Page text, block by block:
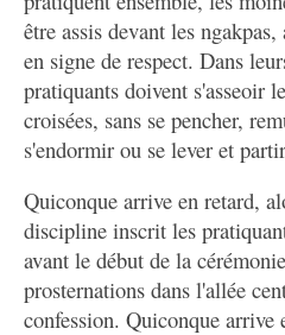
être assis devant les
en signe de respect. Dans
pratiquants doivent s'asseoir
croisées, sans se pencher,
s'endormir ou se lever et
Quiconque arrive en retard,
discipline inscrit les
avant le début de la
prosternations dans l'allée
confession. Quiconque arrive